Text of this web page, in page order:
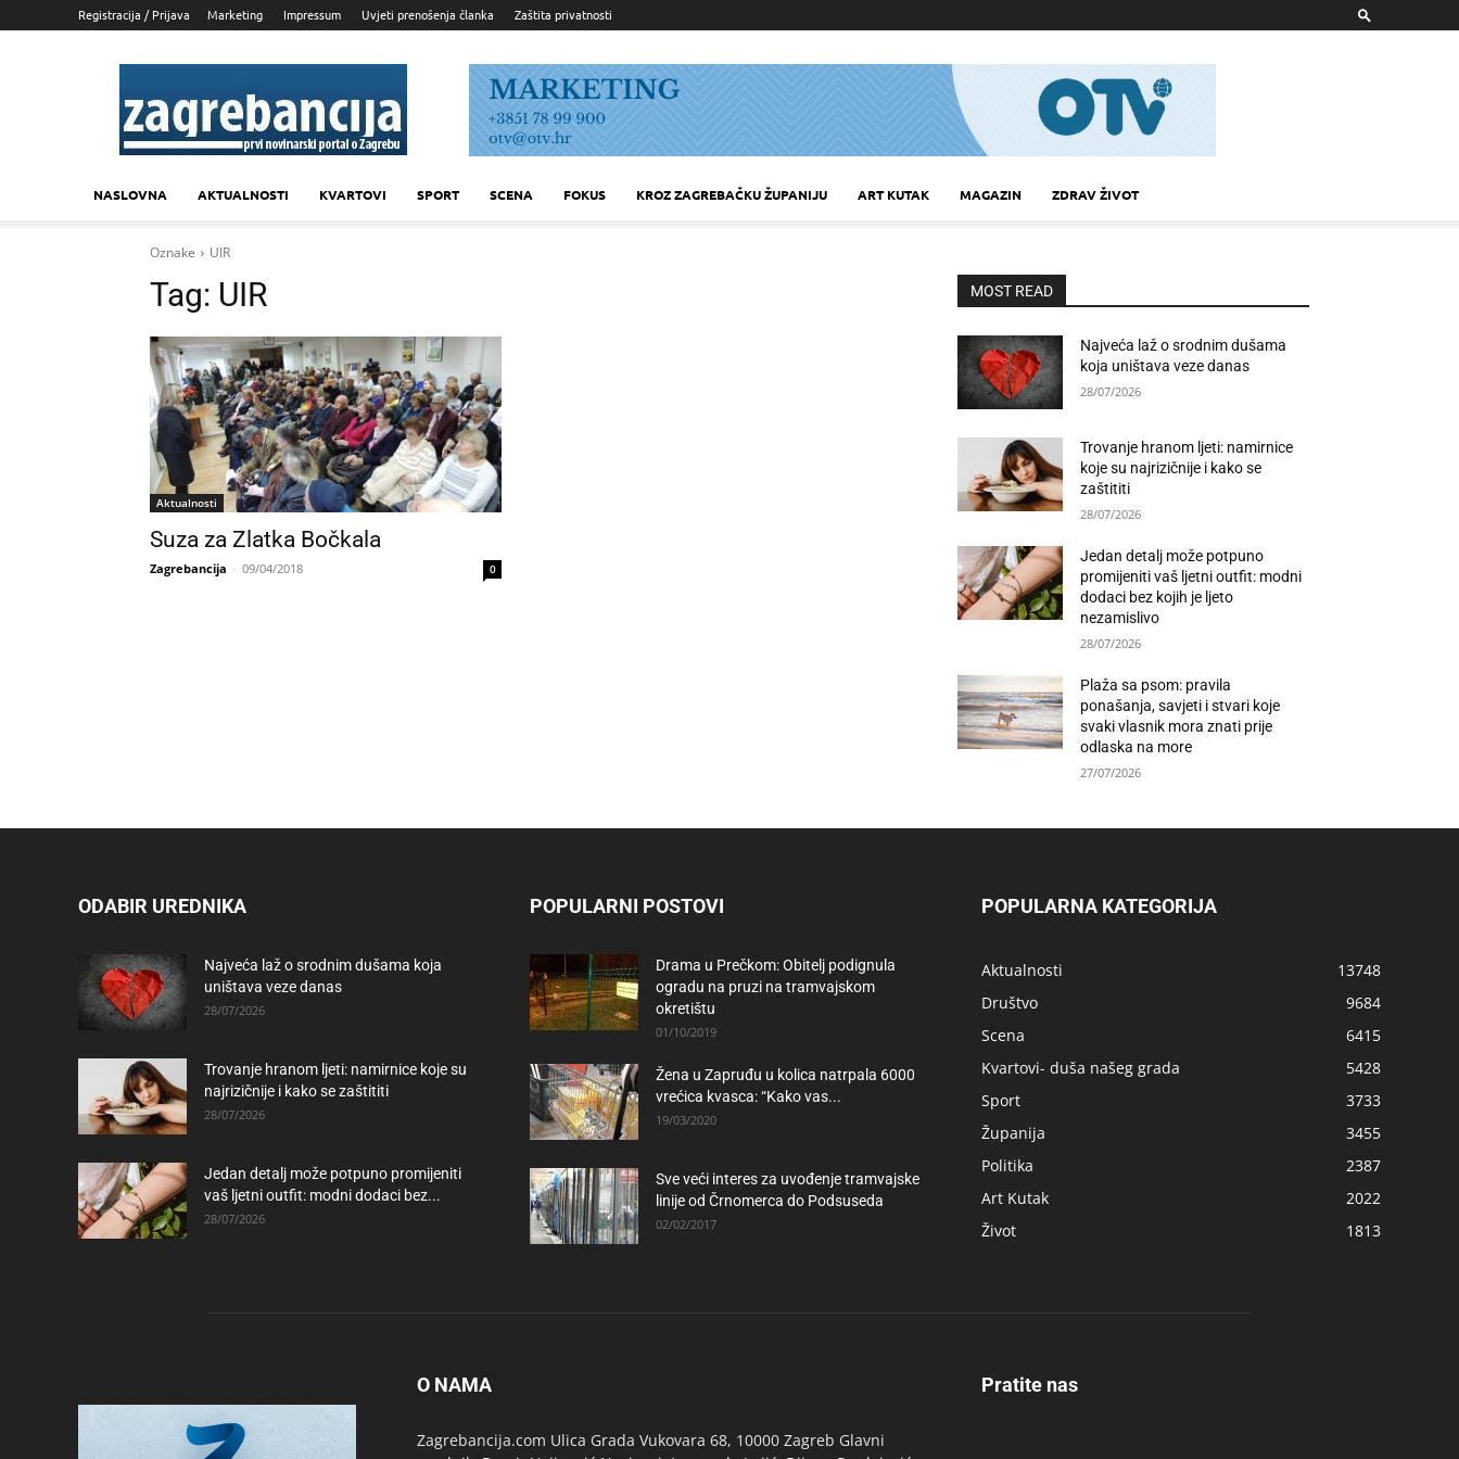
Registracija / Prijava Marketing Impressum Uvjeti prenošenja članka Zaštita privatnosti
Zagrebancija
NASLOVNA AKTUALNOSTI KVARTOVI SPORT SCENA FOKUS KROZ ZAGREBAČKU ŽUPANIJU ART KUTAK MAGAZIN ZDRAV ŽIVOT
Oznake UIR
Tag: UIR
Aktualnosti
Suza za Zlatka Bočkala
Zagrebancija - 09/04/2018 0
MOST READ
Najveća laž o srodnim dušama
koja uništava veze danas
28/07/2026
Trovanje hranom ljeti: namirnice
koje su najrizičnije i kako se
zaštititi
28/07/2026
Jedan detalj može potpuno
promijeniti vaš ljetni outfit: modni
dodaci bez kojih je ljeto
nezamislivo
28/07/2026
Plaža sa psom: pravila
ponašanja, savjeti i stvari koje
svaki vlasnik mora znati prije
odlaska na more
27/07/2026
ODABIR UREDNIKA
Najveća laž o srodnim dušama koja
uništava veze danas
28/07/2026
Trovanje hranom ljeti: namirnice koje su
najrizičnije i kako se zaštititi
28/07/2026
Jedan detalj može potpuno promijeniti
vaš ljetni outfit: modni dodaci bez...
28/07/2026
POPULARNI POSTOVI
Drama u Prečkom: Obitelj podignula
ogradu na pruzi na tramvajskom
okretištu
01/10/2019
Žena u Zapruđu u kolica natrpala 6000
vrećica kvasca: “Kako vas...
19/03/2020
Sve veći interes za uvođenje tramvajske
linije od Črnomerca do Podsuseda
02/02/2017
POPULARNA KATEGORIJA
Aktualnosti
13748
Društvo
9684
Scena
6415
Kvartovi- duša našeg grada
5428
Sport
3733
Županija
3455
Politika
2387
Art Kutak
2022
Život
1813
O NAMA
Zagrebancija.com Ulica Grada Vukovara 68, 10000 Zagreb Glavni
Pratite nas